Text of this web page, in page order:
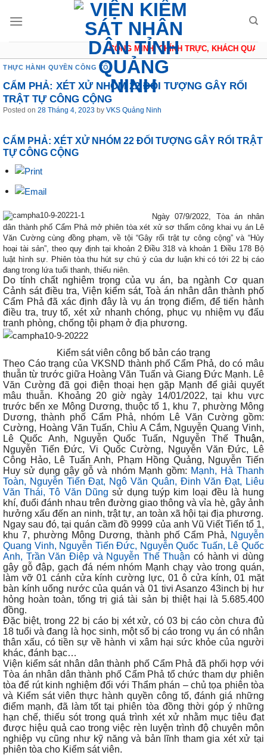
CÔNG MINH, CHÍNH TRỰC, KHÁCH QUAN,
THỰC HÀNH QUYỀN CÔNG TỐ
CẨM PHẢ: XÉT XỬ NHÓM 22 ĐỐI TƯỢNG GÂY RỐI
TRẬT TỰ CÔNG CỘNG
Posted on 28 Tháng 4, 2023 by VKS Quảng Ninh
CẨM PHẢ: XÉT XỬ NHÓM 22 ĐỐI TƯỢNG GÂY RỐI TRẬT
TỰ CÔNG CỘNG
Ngày 07/9/2022, Tòa án nhân
dân thành phố Cẩm Phả mở phiên tòa xét xử sơ thẩm công khai vụ án Lê
Văn Cường cùng đồng phạm, về tội “Gây rối trật tự công cộng” và “Hủy
hoại tài sản”, theo quy định tại khoản 2 Điều 318 và khoản 1 Điều 178 Bộ
luật hình sự. Phiên tòa thu hút sự chú ý của dư luận khi có tới 22 bị cáo
đang trong lứa tuổi thanh, thiếu niên.
Do tính chất nghiêm trọng của vụ án, ba ngànhCơ quan
Cảnh sát điều tra, Viện kiểm sát, Toà án nhân dân thành phố
Cẩm Phả đã xác định đây là vụ án trọng điểm, để tiến hành
điều tra, truy tố, xét xử nhanh chóng, phục vụ nhiệm vụ đấu
tranh phòng, chống tội phạm ở địa phương.
Kiểm sát viên công bố bản cáo trạng
Theo Cáo trạng của VKSND thành phố Cẩm Phả, do có mâu
thuẫn từ trước giữa Hoàng Văn Tuấn và Giang Đức Mạnh. Lê
Văn Cường đã gọi điện thoại hẹn gặp Mạnh để giải quyết
mâu thuẫn.
Khoảng 20 giờ ngày 14/01/2022, tại khu vực
trước bến xe Mông Dương, thuộc tổ 1, khu 7, phường Mông
Dương, thành phố Cẩm Phả, nhóm Lê Văn Cường gồm:
Cường, Hoàng Văn Tuấn, Chìu A Cắm, Nguyễn Quang Vinh,
Lê Quốc Anh, Nguyễn Quốc Tuấn, Nguyễn Thế Thuận,
Nguyễn Tiến Đức, Vi Quốc Cường, Nguyễn Văn Đức, Lê
Công Hảo, Lê Tuấn Anh, Phạm Hồng Quảng, Nguyễn Tiến
Huy sử dụng gậy gỗ và nhóm Mạnh gồm: Mạnh, Hà Thanh
Toàn, Nguyễn Tiến Đạt, Ngô Văn Quân, Đinh Văn Đạt, Liêu
Văn Thái, Tô Văn Dũng sử dụng tuýp kim loại đều là hung
khí, đuổi đánh nhau trên đường giao thông và vỉa hè, gây ảnh
hưởng xấu đến an ninh, trật tự, an toàn xã hội tại địa phương.
Ngay sau đó, tại quán cầm đồ 9999 của anh Vũ Viết Tiến tổ 1,
khu 7, phường Mông Dương, thành phố Cẩm Phả, Nguyễn
Quang Vinh, Nguyễn Tiến Đức, Nguyễn Quốc Tuấn, Lê Quốc
Anh, Trần Văn Điệp và Nguyễn Thế Thuậncó hành vi dùng
gậy gỗ đập, gạch đá ném nhóm Mạnh chạy vào trong quán,
làm vỡ 01 cánh cửa kính cường lực, 01 ô cửa kính, 01 mặt
bàn kính uống nước của quán và 01 tivi Asanzo 43inch bị hư
hỏng hoàn toàn, tổng trị giá tài sản bị thiệt hại là 5.685.400
đồng.
Đặc biệt, trong 22 bị cáo bị xét xử, có 03 bị cáo còn chưa đủ
18 tuổi và đang là học sinh, một số bị cáo trong vụ án có nhân
thân xấu, có tiền sự về hành vi xâm hại sức khỏe của người
khác, đánh bạc…
Viện kiểm sát nhân dân thành phố Cẩm Phả đã phối hợp với
Tòa án nhân dân thành phố Cẩm Phả tổ chức tham dự phiên
tòa để rút kinh nghiệm đối với Thẩm phán – chủ tọa phiên tòa
và Kiểm sát viên thực hành quyền công tố, đánh giá những
điểm mạnh, đã làm tốt tại phiên tòa đồng thời góp ý những
hạn chế, thiếu sót trong quá trình xét xử nhằm mục tiêu đạt
được hiệu quả cao trong việc rèn luyện trình độ chuyên môn
nghiệp vụ cũng như kỹ năng và bản lĩnh tham gia xét xử tại
phiên tòa cho Kiểm sát viên.